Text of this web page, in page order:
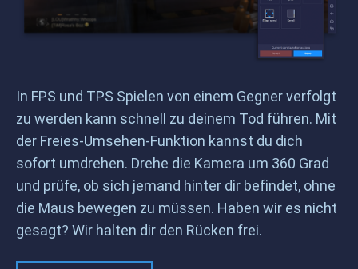
In FPS und TPS Spielen von einem Gegner verfolgt
zu werden kann schnell zu deinem Tod führen. Mit
der Freies-Umsehen-Funktion kannst du dich
sofort umdrehen. Drehe die Kamera um 360 Grad
und prüfe, ob sich jemand hinter dir befindet, ohne
die Maus bewegen zu müssen. Haben wir es nicht
gesagt? Wir halten dir den Rücken frei.